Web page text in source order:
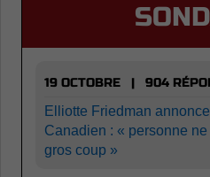
19 OCTOBRE | 904
Elliotte Friedman
Canadien : « personne
gros coup »